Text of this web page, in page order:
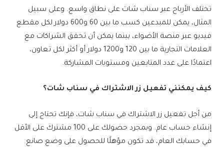
تختلف الأرباح عبر سناب شات على نطاق واسع. وعلى سبيل
المثال، يمكن للمبدعين كسب ما بين 60 و600 دولار لكل مقطع
فيديو عبر منصة الأضواء، بينما يمكن أن تحقق الشراكات مع
العلامات التجارية ما بين 120 و1200 دولار أو أكثر لكل تعاون،
اعتمادًا على عدد المتابعين ومستويات المشاركة.
كيف يمكنني تفعيل زر الاشتراك في سناب شات؟
من أجل تفعيل زر الاشتراك في سناب شات، فإنك تحتاج إلى
إنشاء حساب عام. وبمجرد حصولك على 100 مشترك على الأقل
في حسابك العام، قد تكون مؤهلًا للحصول على وضع صانع